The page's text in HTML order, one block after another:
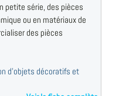
petite série, des pièces
ou en matériaux de
des pièces
d'objets décoratifs et